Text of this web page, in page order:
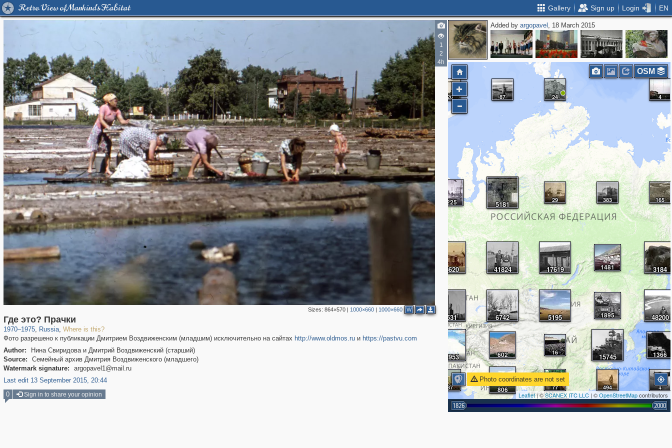
Retro View of Mankind's Habitat Gallery Sign up Login EN
1
2
4h
Sizes: 864×570| 1000×660| 1000×660 W
Где это? Прачки
1970–1975, Russia
1,407,363
, Where is this?
Фото разрешено к публикации Дмитрием Воздвиженским (младшим) исключительно на сайтах http://www.oldmos.ruи https://pastvu.com
Author:
Нина Свиридова и Дмитрий Воздвиженский (старший)
Source:
Семейный архив Дмитрия Воздвиженского (младшего)
Watermark signature:
argopavel1@mail.ru
Last edit 13 September 2015, 20:44
Added byargopavel , 18 March 2015
1366
48200
1895
5195
17619 1481 3184
165
29 383
24 4
20 87
2225 5181
88620 41824
6742
37953
5531
87 806
602 16
77 494
15745
4
Leaflet| ©SCANEX ITC LLC | ©OpenStreetMapcontributors
Photo coordinates are not set
1826 2000
OSM
0 Sign in to share your opinion